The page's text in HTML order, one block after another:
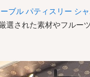
ブル パティスリー シ
選された素材やフルー